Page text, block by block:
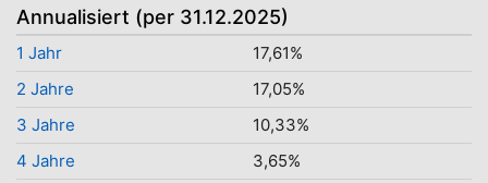
Annualisiert (per 31.12.2025)
1 Jahr
17,61%
2 Jahre
17,05%
3 Jahre
10,33%
4 Jahre
3,65%